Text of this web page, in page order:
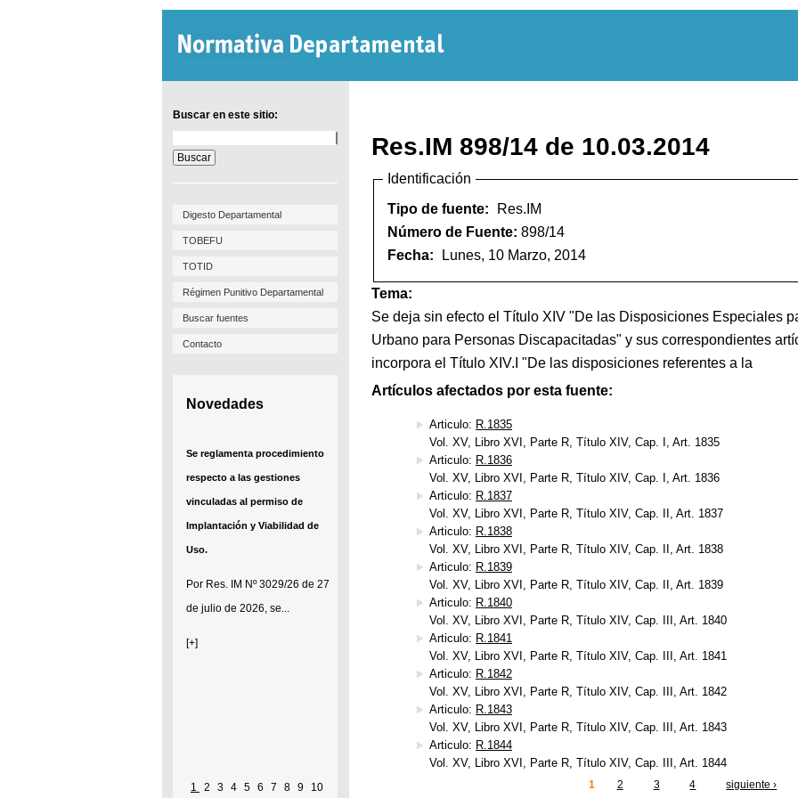
Buscar en este sitio:
en
este
sitio:
Digesto Departamental
TOBEFU
TOTID
Régimen Punitivo Departamental
Buscar fuentes
Contacto
Novedades
Se reglamenta procedimiento
respecto a las gestiones
vinculadas al permiso de
Implantación y Viabilidad de
Uso.
Por Res. IM Nº 3029/26 de 27
de julio de 2026, se...
[+]
1 2 3 4 5 6 7 8 9 10
Res.IM 898/14 de 10.03.2014
Identificación
Tipo de fuente:
Res.IM
Número de Fuente: 898/14
Fecha:
Lunes, 10 Marzo, 2014
Tema:
Se deja sin efecto el Título XIV "De las Disposiciones Especiales
Urbano para Personas Discapacitadas" y sus correspondientes
incorpora el Título XIV.I "De las disposiciones referentes a la
Artículos afectados por esta fuente:
Articulo: R.1835
Vol. XV, Libro XVI, Parte R, Título XIV, Cap. I, Art. 1835
Articulo: R.1836
Vol. XV, Libro XVI, Parte R, Título XIV, Cap. I, Art. 1836
Articulo: R.1837
Vol. XV, Libro XVI, Parte R, Título XIV, Cap. II, Art. 1837
Articulo: R.1838
Vol. XV, Libro XVI, Parte R, Título XIV, Cap. II, Art. 1838
Articulo: R.1839
Vol. XV, Libro XVI, Parte R, Título XIV, Cap. II, Art. 1839
Articulo: R.1840
Vol. XV, Libro XVI, Parte R, Título XIV, Cap. III, Art. 1840
Articulo: R.1841
Vol. XV, Libro XVI, Parte R, Título XIV, Cap. III, Art. 1841
Articulo: R.1842
Vol. XV, Libro XVI, Parte R, Título XIV, Cap. III, Art. 1842
Articulo: R.1843
Vol. XV, Libro XVI, Parte R, Título XIV, Cap. III, Art. 1843
Articulo: R.1844
Vol. XV, Libro XVI, Parte R, Título XIV, Cap. III, Art. 1844
1 2 3 4 siguiente ›